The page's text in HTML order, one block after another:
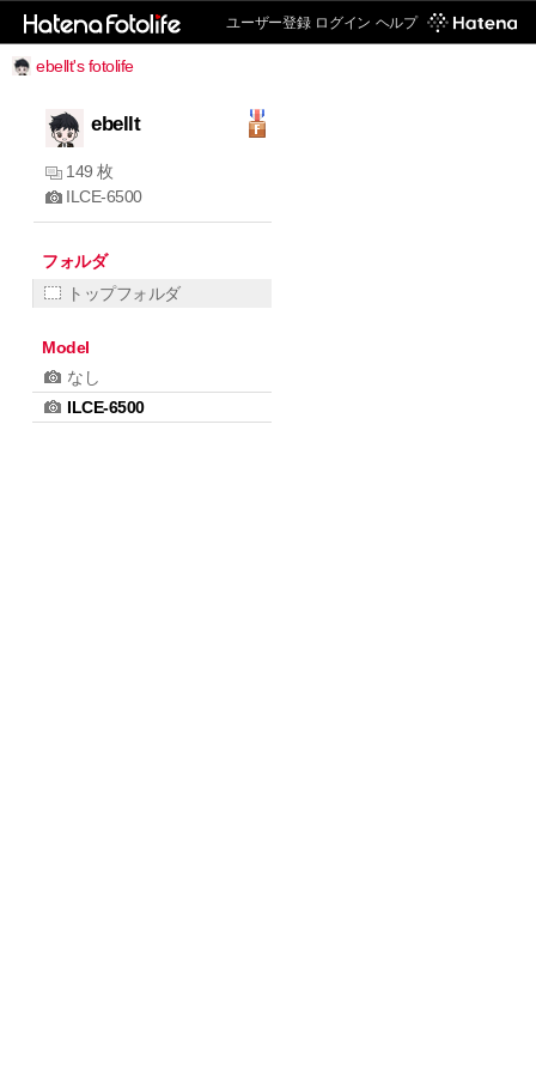
ユーザー登録 ログイン ヘルプ
ebellt's fotolife
ebellt
149 枚
ILCE-6500
フォルダ
トップフォルダ
Model
なし
ILCE-6500